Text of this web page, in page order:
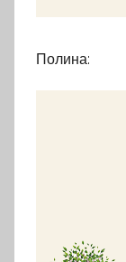
Полина: